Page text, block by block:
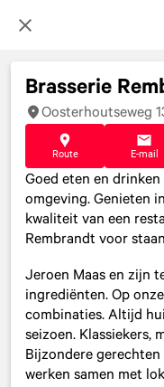
Brasserie
Oosterhoutseweg
Route E-mail
Goed eten en
omgeving. Genieten
kwaliteit van een
Rembrandt voor
Jeroen Maas en zijn
ingrediënten. Op
combinaties. Altijd
seizoen. Klassiekers,
Bijzondere gerechten
werken samen met